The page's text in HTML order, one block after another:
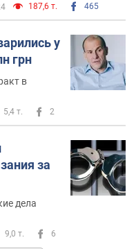
187,6 т. 465
у
грн
в
5,4 т. 2
за
дела
9,0 т. 6